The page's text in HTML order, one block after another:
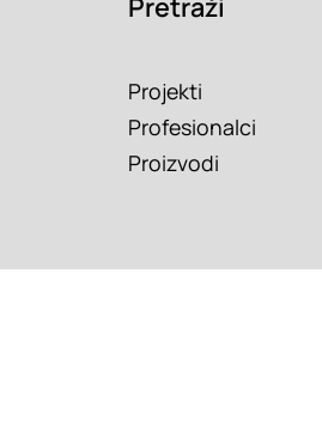
Projekti
Profesionalci
Proizvodi